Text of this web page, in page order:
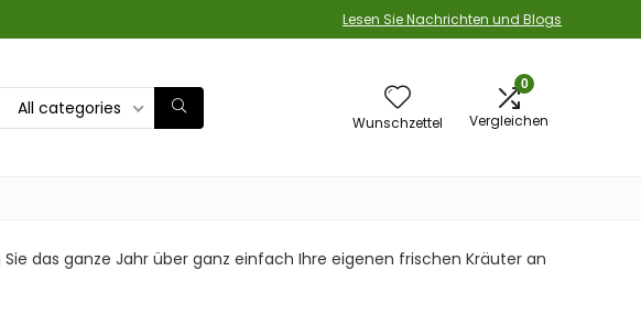
Lesen Sie Nachrichten und Blogs
All categories
Wunschzettel
0
Vergleichen
das ganze Jahr über ganz einfach Ihre eigenen frischen Kräuter an